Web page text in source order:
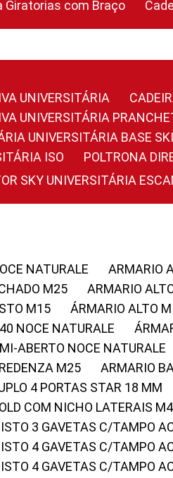
Giratorias com Braço
UNIVERSITÁRIA
UNIVERSITÁRIA
UNIVERSITÁRIA BASE SKI
ISO
POLTRONA
SKY UNIVERSITÁRIA
NATURALE
ARMARIO
M25
ARMARIO
M15
ÁRMARIO ALTO
NOCE NATURALE
ABERTO NOCE NATURALE
M25
ARMARIO
4 PORTAS STAR 18 MM
COM NICHO LATERAIS
3 GAVETAS C/TAMPO
4 GAVETAS C/TAMPO
4 GAVETAS C/TAMPO